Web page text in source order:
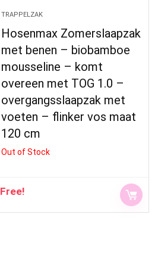
TRAPPELZAK
Hosenmax Zomerslaapzak
met benen – biobamboe
mousseline – komt
overeen met TOG 1.0 –
overgangsslaapzak met
voeten – flinker vos maat
120 cm
Out of Stock
Free!